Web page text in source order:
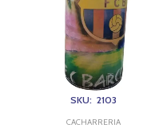
SKU: 2103
CACHARRERIA